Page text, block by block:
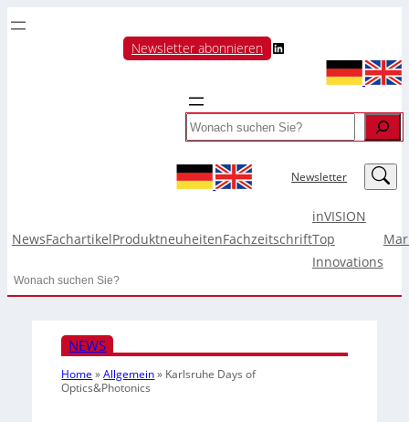
Newsletter abonnieren LinkedIn
Search
Newsletter LinkedIn
NewsFachartikelProduktneuheitenFachzeitschrift
inVISION
Top
Innovations
Search
NEWS
Home »Allgemein» Karlsruhe Days of
Optics&Photonics